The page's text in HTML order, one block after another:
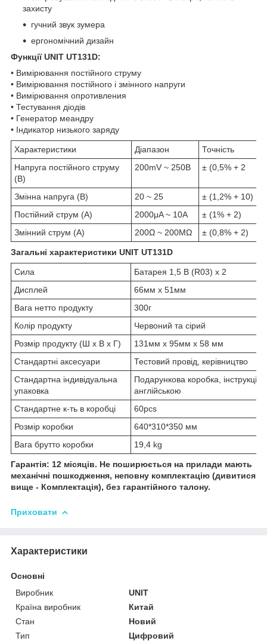
захисту
гучний звук зумера
ергономічний дизайн
Функції UNIT UT131D:
• Вимірювання постійного струму
• Вимірювання постійного і змінного напруги
• Вимірювання опротивления
• Тестування діодів
• Генератор меандру
• Індикатор низького заряду
Характеристики Діапазон
Точність
Напруга постійного струму
(В)
200mV ~ 250В ± (0,5% + 2
Змінна напруга (В) 20 ~ 25
± (1,2% + 10)
Постійний струм (А)
2000μA ~ 10A
± (1% + 2)
Змінний струм (А)
200Ω ~ 200MΩ ± (0,8% + 2)
Загальні характеристики UNIT UT131D
Сила
Батарея 1,5 В (R03) х 2
Дисплей
66мм х 51мм
Вага нетто продукту
300г
Колір продукту
Червоний та сірий
Розмір продукту (Ш х В х Г)
131мм х 95мм х 58 мм
Стандартні аксесуари
Тестовий провід, керівництво
Стандартна індивідуальна
упаковка
Подарункова коробка, інструкція
англійською
Стандартне к-ть в коробці
60pcs
Розмір коробки
640*310*350 мм
Вага брутто коробки
19,4 kg
Гарантія: 12 місяців. Не поширюється на прилади мають
механічні пошкодження, неповну комплектацію (дивитися
вище - Комплектація), без гарантійного талону.
Приховати
Характеристики
Основні
Виробник
UNIT
Країна виробник
Китай
Стан
Новий
Тип
Цифровий